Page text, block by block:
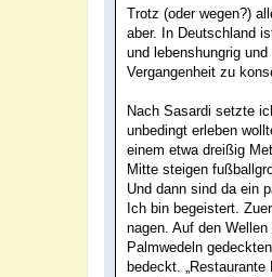
Trotz (oder wegen?)
aber. In Deutschland
und lebenshungrig
Vergangenheit zu
Nach Sasardi setzte
unbedingt erleben
einem etwa dreißig
Mitte steigen
Und dann sind da ein
Ich bin begeistert.
nagen. Auf den
Palmwedeln
bedeckt.